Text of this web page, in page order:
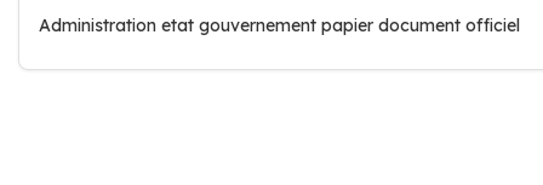
Administration etat gouvernement papier document officiel